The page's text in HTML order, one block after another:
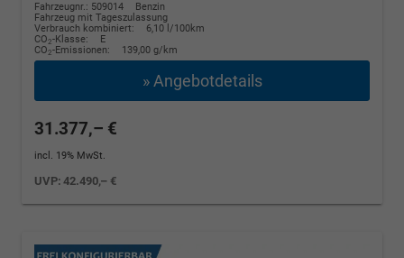
Fahrzeugnr.: 509014
Benzin
Fahrzeug mit Tageszulassung
Verbrauch kombiniert:
6,10 l/100km
CO2-Klasse:
E
CO2-Emissionen: 139,00 g/km
» Angebotdetails
31.377,– €
incl. 19% MwSt.
UVP:42.490,– €